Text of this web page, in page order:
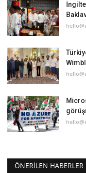
ÖNERILEN HABERLER